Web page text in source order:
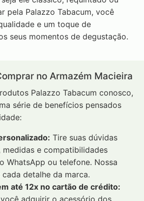
pela Palazzo Tabacum, você
e um toque de
seus momentos de degustação.
no Armazém Macieira
Palazzo Tabacum conosco,
série de benefícios pensados
Tire suas dúvidas
e compatibilidades
WhatsApp ou telefone. Nossa
detalhe da marca.
até 12x no cartão de crédito: